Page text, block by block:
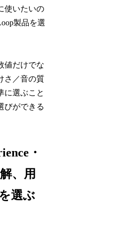
使いたいの
製品を選
値だけでな
さ／音の質
に選ぶこと
びができる
・
、用
選ぶ